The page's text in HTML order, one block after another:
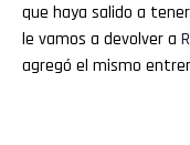
que haya salido a
le vamos a devolver a
agregó el mismo